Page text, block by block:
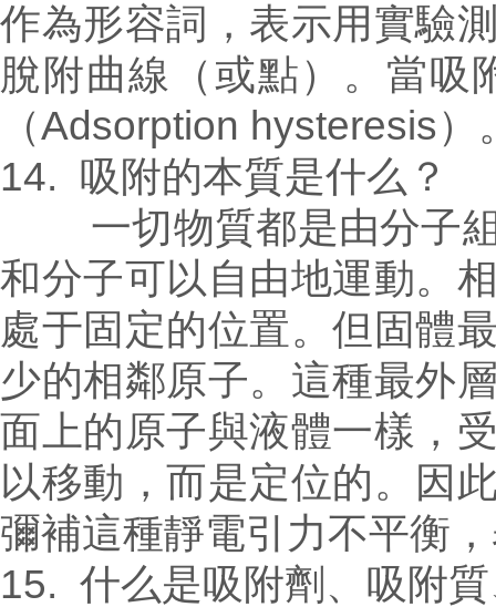
作為形容詞，表示用實驗
脫附曲線（或點）。當吸
（Adsorption hysteresis）
14. 吸附的本質是什么？
一切物質都是由分子組
和分子可以自由地運動。
處于固定的位置。但固體
少的相鄰原子。這種最外
面上的原子與液體一樣，
以移動，而是定位的。因
彌補這種靜電引力不平衡
15. 什么是吸附劑、吸附